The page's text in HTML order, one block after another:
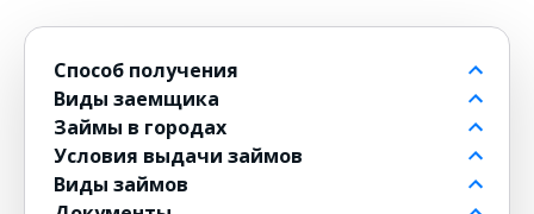
Способ получения
На банковский счет
Через контакт
На карту
на Киви
Виды заемщика
Пенсионерам до 80 лет
Для должников
Безработным
Займы в городах
в Москве
в Санкт-Петербурге
Условия выдачи займов
Бесплатные
Виды займов